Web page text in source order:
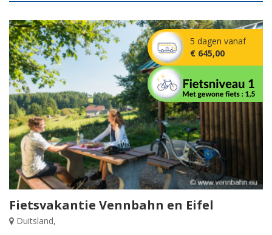
Fietsvakantie Vennbahn en Eifel
Duitsland,
5 dagen vanaf
€ 645,00